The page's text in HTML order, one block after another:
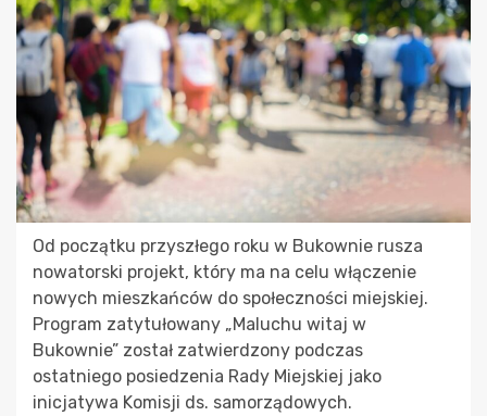
Od początku przyszłego roku w Bukownie rusza
nowatorski projekt, który ma na celu włączenie
nowych mieszkańców do społeczności miejskiej.
Program zatytułowany „Maluchu witaj w
Bukownie” został zatwierdzony podczas
ostatniego posiedzenia Rady Miejskiej jako
inicjatywa Komisji ds. samorządowych.